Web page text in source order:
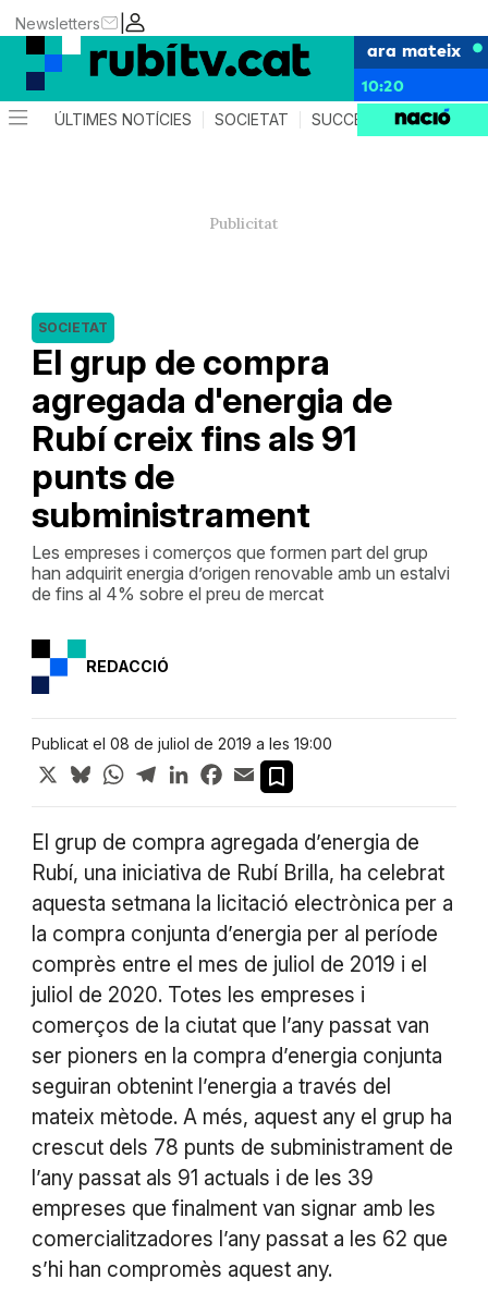
|
Newsletters
ara mateix
10:20
ÚLTIMES NOTÍCIES SOCIETAT SUCCESSOS
El grup de compra
agregada d'energia de
Rubí creix fins als 91
punts de
subministrament
SOCIETAT
Les empreses i comerços que formen part del grup
han adquirit energia d’origen renovable amb un estalvi
de fins al 4% sobre el preu de mercat
REDACCIÓ
Publicat el 08 de juliol de 2019 a les 19:00
X BlueskyWhatsApp
TelegramLinkedInFacebook
Email
El grup de compra agregada d’energia de
Rubí, una iniciativa de Rubí Brilla, ha celebrat
aquesta setmana la licitació electrònica per a
la compra conjunta d’energia per al període
comprès entre el mes de juliol de 2019 i el
juliol de 2020. Totes les empreses i
comerços de la ciutat que l’any passat van
ser pioners en la compra d’energia conjunta
seguiran obtenint l’energia a través del
mateix mètode. A més, aquest any el grup ha
crescut dels 78 punts de subministrament de
l’any passat als 91 actuals i de les 39
empreses que finalment van signar amb les
comercialitzadores l’any passat a les 62 que
s’hi han compromès aquest any.